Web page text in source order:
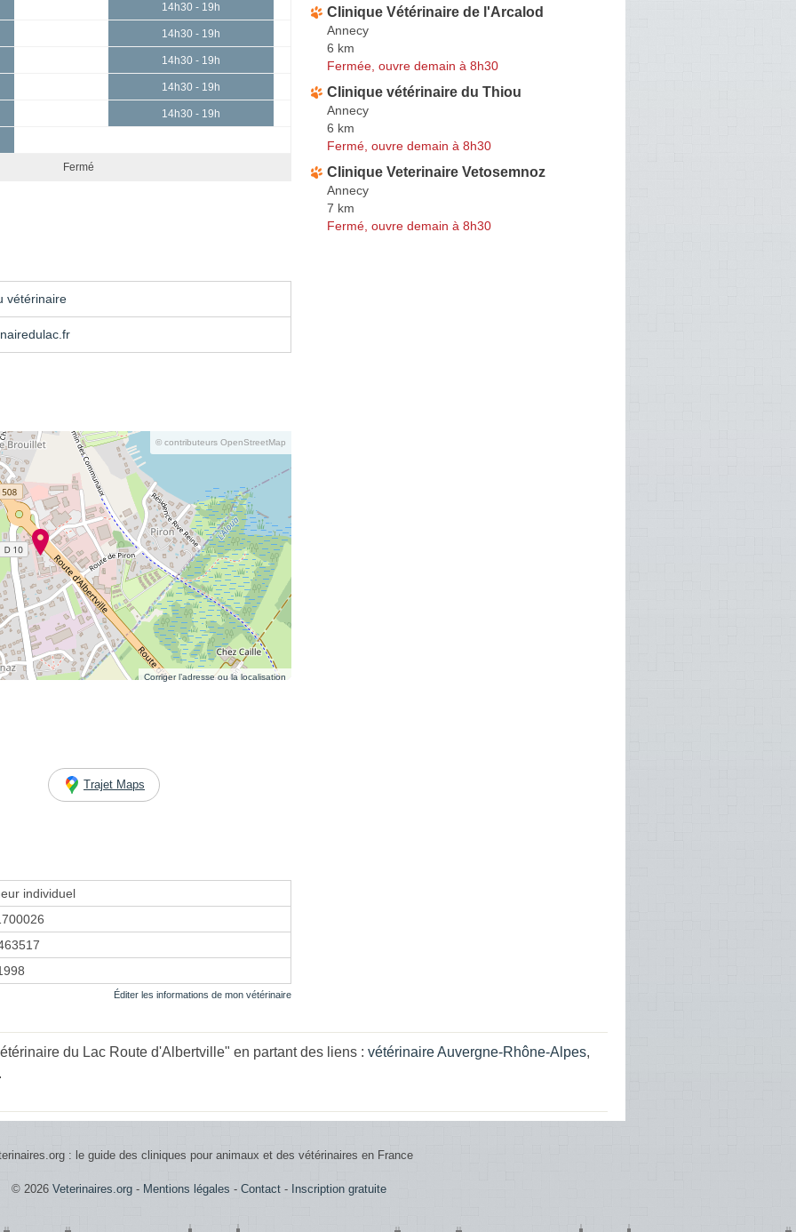
14h30 - 19h
14h30 - 19h
14h30 - 19h
14h30 - 19h
14h30 - 19h
Fermé
vétérinaire
© contributeurs OpenStreetMap
Corriger l’adresse ou la localisation
Trajet Maps
individuel
Éditer les informations de mon vétérinaire
Clinique Vétérinaire de l'Arcalod
Annecy
6 km
Fermée, ouvre demain à 8h30
Clinique vétérinaire du Thiou
Annecy
6 km
Fermé, ouvre demain à 8h30
Clinique Veterinaire Vetosemnoz
Annecy
7 km
Fermé, ouvre demain à 8h30
du Lac Route d'Albertville" en partant des liens : vétérinaire Auvergne-Rhône-Alpes,
: le guide des cliniques pour animaux et des vétérinaires en France
© 2026 Veterinaires.org - Mentions légales - Contact - Inscription gratuite